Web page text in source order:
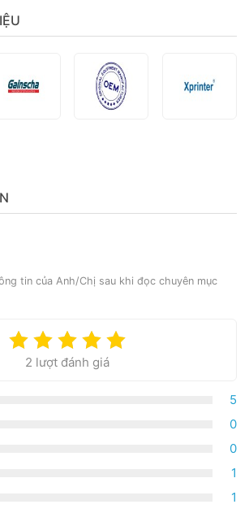
tin của Anh/Chị sau khi đọc chuyên mục
2 lượt đánh giá
5
0
0
1
1